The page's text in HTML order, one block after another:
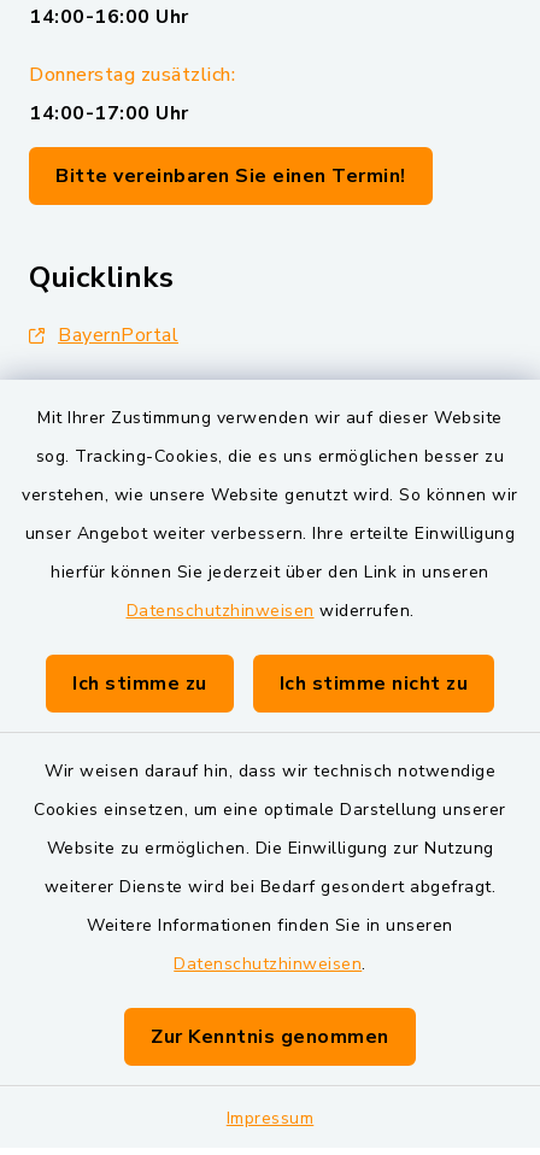
Mit Ihrer Zustimmung verwenden wir auf dieser Website
sog. Tracking-Cookies, die es uns ermöglichen besser zu
verstehen, wie unsere Website genutzt wird. So können wir
unser Angebot weiter verbessern. Ihre erteilte Einwilligung
hierfür können Sie jederzeit über den Link in unseren
Datenschutzhinweisen widerrufen.
Ich stimme zu Ich stimme nicht zu
Wir weisen darauf hin, dass wir technisch notwendige
Cookies einsetzen, um eine optimale Darstellung unserer
Website zu ermöglichen. Die Einwilligung zur Nutzung
weiterer Dienste wird bei Bedarf gesondert abgefragt.
Weitere Informationen finden Sie in unseren
Datenschutzhinweisen.
Zur Kenntnis genommen
Impressum
14:00-16:00 Uhr
Donnerstag zusätzlich:
14:00-17:00 Uhr
Bitte vereinbaren Sie einen Termin!
Quicklinks
BayernPortal
Landkreis Schwandorf
VG und Gemeinden
Markt Schwarzenfeld
Gemeinde Schwarzach bei Nabburg
Verwaltungsgemeinschaft Schwarzenfeld
Barrierefreiheit
Impressum
Sitemap